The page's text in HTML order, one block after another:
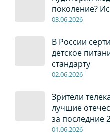
поколение?
03.06.2026
В России
детское
стандарту
02.06.2026
Зрители
лучшие
за последние
01.06.2026